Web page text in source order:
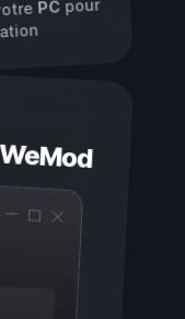
PCpour